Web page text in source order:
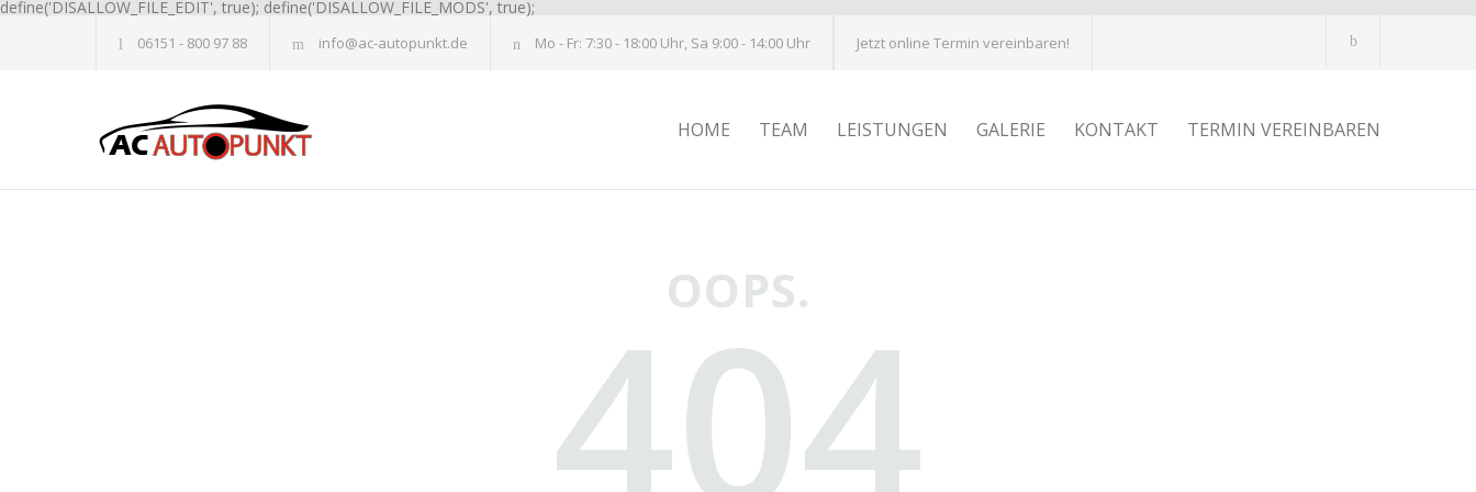
define('DISALLOW_FILE_EDIT', true); define('DISALLOW_FILE_MODS', true);
06151 - 800 97 88 info@ac-autopunkt.de Mo - Fr: 7:30 - 18:00 Uhr, Sa 9:00 - 14:00 Uhr Jetzt online Termin vereinbaren!
HOME TEAM LEISTUNGEN GALERIE KONTAKT TERMIN VEREINBAREN
OOPS.
404